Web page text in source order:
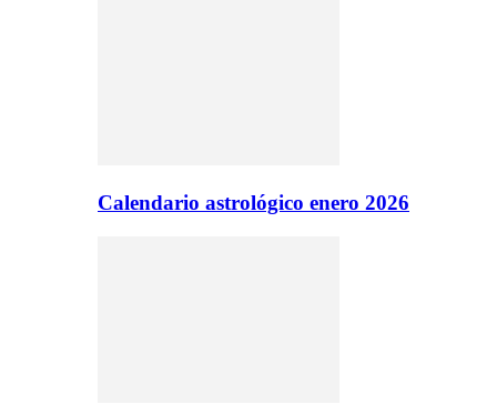
Calendario astrológico enero 2026